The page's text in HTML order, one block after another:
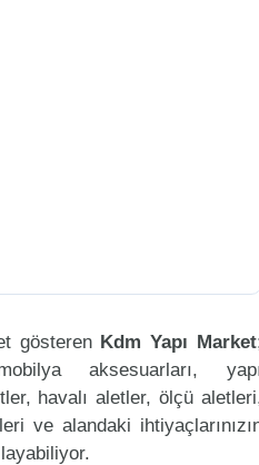
gösteren Kdm Yapı Market
aksesuarları,
havalı aletler, ölçü
ve alandaki